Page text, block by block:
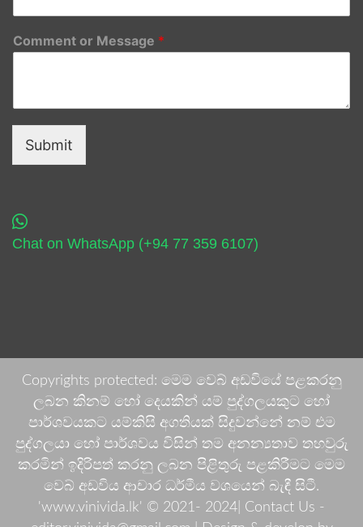
Comment or Message *
Submit
Chat on WhatsApp (+94 77 359 6107)
Copyrights protected: මෙම වෙබ් අඩවියේ පළකරනු
ලබන කිනම් හෝ දෙයකින් යම් පුද්ගලයකුට හෝ
පාර්ශවයකට යම්කිසි අගතියක් සිදුවන්නේ නම් එම
පුද්ගලයා හෝ පාර්ශවය විසින් තම අනන්‍යතාව තහවුරු
කරමින් ඉදිරිපත් කරනු ලබන පිළිතුරු පළකිරීමට මෙම
වෙබ් අඩවිය ආචාර ධර්මීය වශයෙන් බැඳී සිටී.
'www.vinivida.lk' © 2021- 2024| Contact Us -